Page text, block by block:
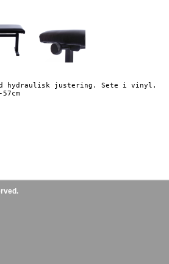
hydraulisk justering. Sete i vinyl.